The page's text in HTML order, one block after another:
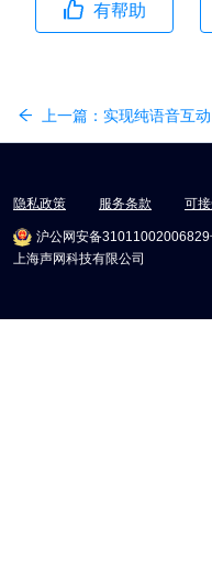
有帮助
上一篇： 实现纯语音互动
隐私政策 服务条款 可
沪公网安备31011002006829
上海声网科技有限公司